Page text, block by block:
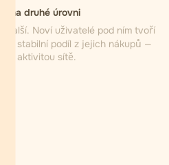
na druhé úrovni
další. Noví uživatelé pod ním tvoří
ale stabilní podíl z jejich nákupů —
s aktivitou sítě.